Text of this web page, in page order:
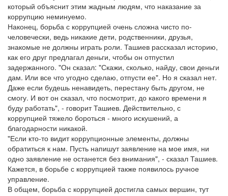
который объяснит этим жадным людям, что наказание за
коррупцию неминуемо.
Наконец, борьба с коррупцией очень сложна чисто по-
человечески, ведь никакие дети, родственники, друзья,
знакомые не должны играть роли. Ташиев рассказал историю,
как его друг предлагал деньги, чтобы он отпустил
задержанного. "Он сказал: "Скажи, сколько, найду, свои деньги
дам. Или все что угодно сделаю, отпусти ее". Но я сказал нет.
Даже если будешь ненавидеть, перестану быть другом, не
смогу. И вот он сказал, что посмотрит, до какого времени я
буду работать", - говорит Ташиев. Действительно, с
коррупцией тяжело бороться - много искушений, а
благодарности никакой.
"Если кто-то видит коррупционные элементы, должны
обратиться к нам. Пусть напишут заявление на мое имя, ни
одно заявление не останется без внимания", - сказал Ташиев.
Кажется, в борьбе с коррупцией также появилось ручное
управление.
В общем, борьба с коррупцией достигла самых вершин, тут